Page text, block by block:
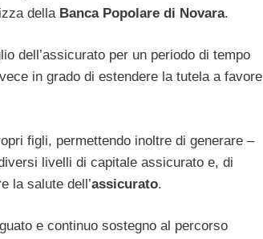
della Banca Popolare di Novara.
dell’assicurato per un periodo di tempo
in grado di estendere la tutela a favore
figli, permettendo inoltre di generare –
livelli di capitale assicurato e, di
la salute dell’assicurato.
e continuo sostegno al percorso